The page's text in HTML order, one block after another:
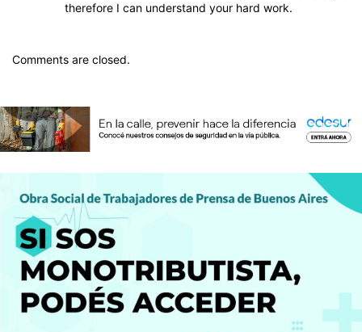
therefore I can understand your hard work.
Comments are closed.